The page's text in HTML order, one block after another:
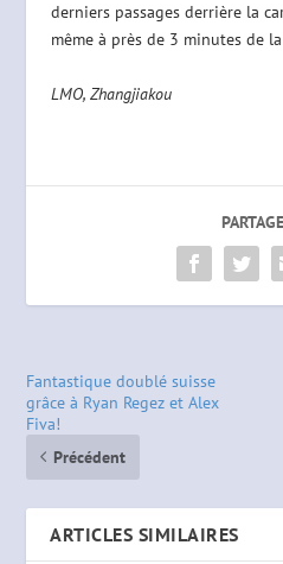
derniers passages derrière la
même à près de 3 minutes de
LMO, Zhangjiakou
Fantastique doublé suisse
grâce à Ryan Regez et Alex
Fiva!
Précédent
ARTICLES SIMILAIRES